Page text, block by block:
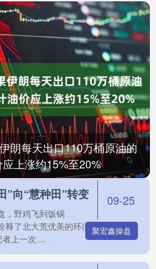
朗每天出口110万桶原油的
上涨约15%至20%
”向“慧种田”转变
，野鸡飞到饭锅
了北大荒优美的环境和
上一次....
09-25
聚宏鑫操盘